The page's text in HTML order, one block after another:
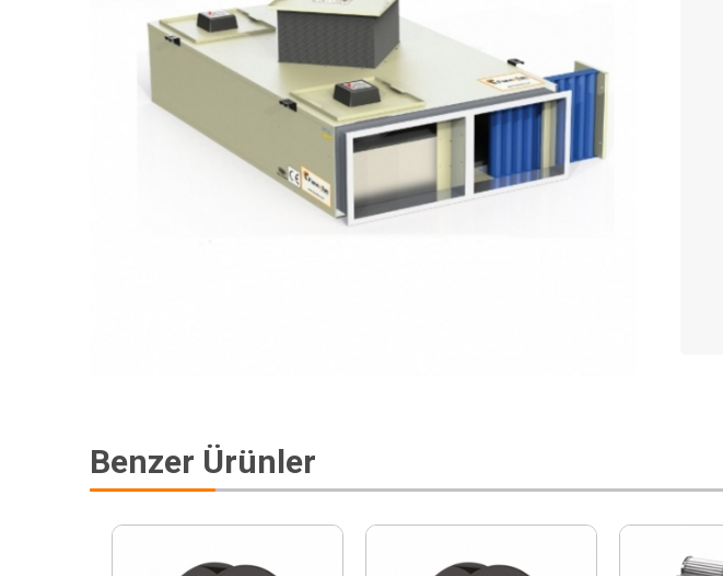
Benzer Ürünler